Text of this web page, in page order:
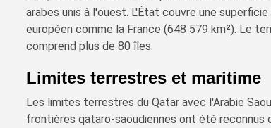
arabes unis à l'ouest. L'État couvre une
européen comme la France (648 579 km²). Le
comprend plus de 80 îles.
Limites terrestres et maritime
Les limites terrestres du Qatar avec l'Arabie
frontières qataro-saoudiennes ont été